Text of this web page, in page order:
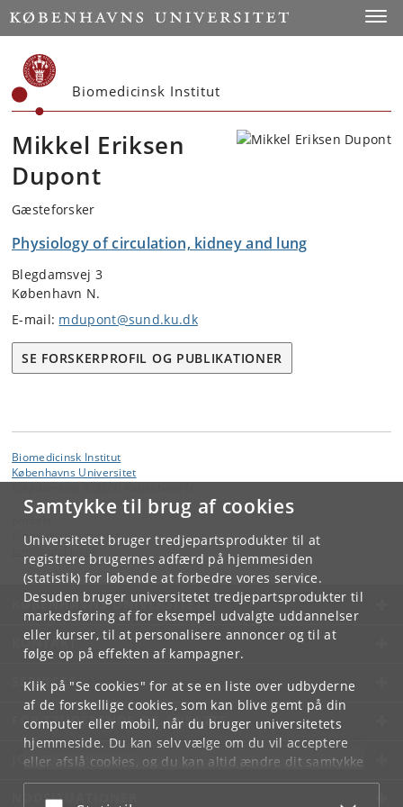
Samtykke til brug af cookies
Universitetet bruger tredjepartsprodukter til at
registrere brugernes adfærd på hjemmesiden
(statistik) for løbende at forbedre vores service.
Desuden bruger universitetet tredjepartsprodukter til
markedsføring af for eksempel udvalgte uddannelser
eller kurser, til at personalisere annoncer og til at
følge op på effekten af kampagner.
Klik på "Se cookies" for at se en liste over udbyderne
af de forskellige cookies, som kan blive gemt på din
computer eller mobil, når du bruger universitetets
hjemmeside. Du kan selv vælge om du vil acceptere
eller afslå cookies, og du kan altid ændre dit samtykke
underCookie- og privatlivspolitiksom du finder i
bunden af hver side.
Start
Biomedicinsk Institut
Mikkel Eriksen
Dupont
Gæsteforsker
Physiology of circulation, kidney and lung
Blegdamsvej 3
København N.
E-mail: mdupont@sund.ku.dk
SE FORSKERPROFIL OG PUBLIKATIONER
Biomedicinsk Institut
Københavns Universitet
Biomedicinsk Institut
KØBENHAVNS UNIVERSITET
KONTAKT
SERVICES
FOR STUDERENDE OG ANSATTE
JOB OG KARRIERE
NØDSITUATIONER